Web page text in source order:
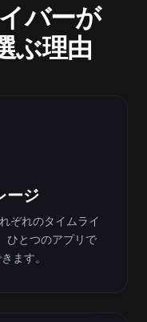
バーが
ぶ理由
ージ
ぞれのタイムライ
ひとつのアプリで
ます。